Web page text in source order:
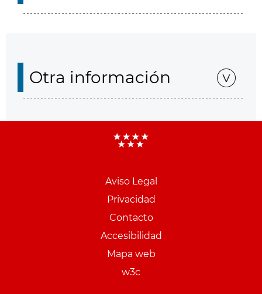
Otra información
Aviso Legal
Privacidad
Contacto
Accesibilidad
Mapa web
w3c